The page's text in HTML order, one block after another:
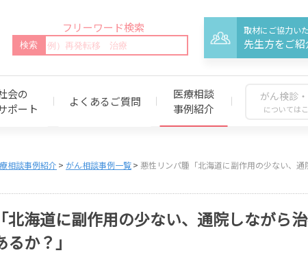
フリーワード検索 取材にご協力い
先生方をご紹
会の
ポート
よくあるご質問
医療相談
事例紹介
がん検診
については
相談事例紹介 がん相談事例一覧
悪性リンパ腫「北海道に副作用の少ない、通
北海道に副作用の少ない、通院しながら
か？」